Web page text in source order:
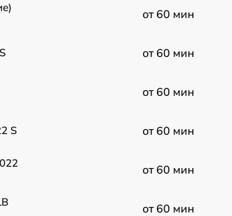
от 60 мин
от 60 мин
от 60 мин
S от 60 мин
от 60 мин
от 60 мин